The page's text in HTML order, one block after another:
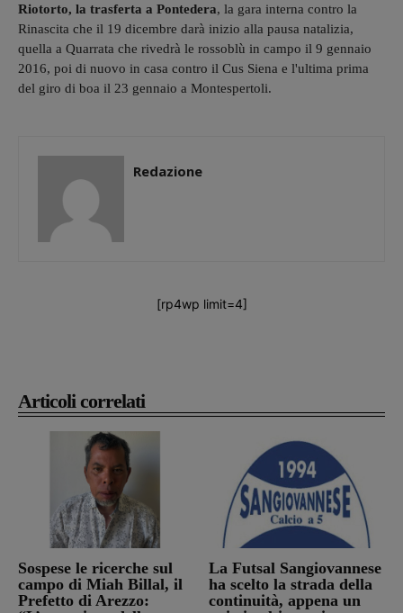
Articoli correlati
Sospese le ricerche sul
campo di Miah Billal, il
Prefetto di Arezzo:
La Futsal Sangiovannese
ha scelto la strada della
continuità, appena un
Riotorto, la trasferta a Pontedera, la gara interna contro la
Rinascita che il 19 dicembre darà inizio alla pausa natalizia,
quella a Quarrata che rivedrà le rossoblù in campo il 9 gennaio
2016, poi di nuovo in casa contro il Cus Siena e l'ultima prima
del giro di boa il 23 gennaio a Montespertoli.
Redazione
[rp4wp limit=4]